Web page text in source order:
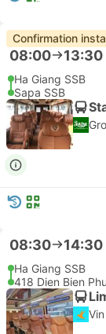
Confirmation
08:00 13:30
Ha Giang SSB
Sapa SSB
08:30 14:30
Ha Giang SSB
418 Dien Bien